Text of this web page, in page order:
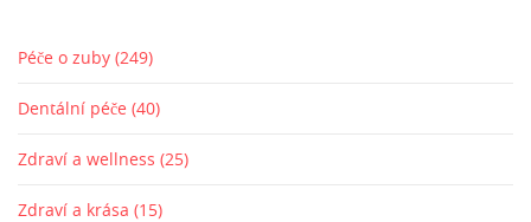
Péče o zuby (249)
Dentální péče (40)
Zdraví a wellness (25)
Zdraví a krása (15)